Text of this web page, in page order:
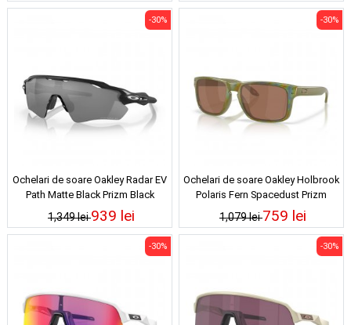
Ochelari de soare Oakley Radar EV
Path Matte Black Prizm Black
Polarized
1,349 lei
-30%
939 lei
Ochelari de soare Oakley Holbrook
Polaris Fern Spacedust Prizm
Tungsten Polarized
1,079 lei
-30%
759 lei
-30% -30%